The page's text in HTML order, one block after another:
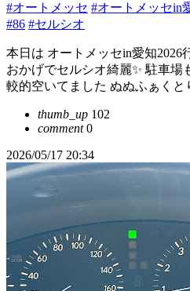
#オートメッセ #オートメッセin
#86 #セルシオ
本日は オートメッセin愛知2026
おかげでセルシオ綺麗✨ 駐車場
較的空いてました ぬぬふぁくと
thumb_up 102
comment0
2026/05/17 20:34